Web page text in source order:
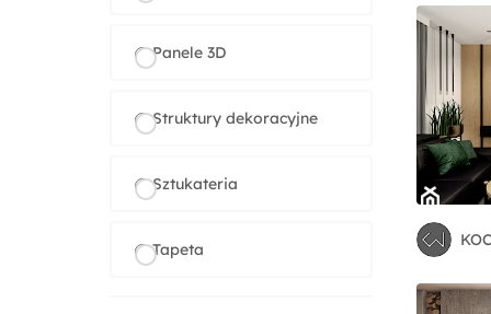
Panele 3D
Struktury dekoracyjne
Sztukateria
Tapeta